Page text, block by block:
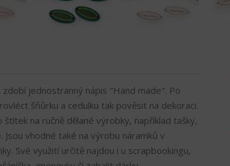
jednostranný nápis "Hand made". Po
šňůrku a cedulku tak pověsit na dekoraci.
štítek na ručně dělané výrobky, například tašky,
vhodné také na výrobu náramků v
Své využití určitě najdou i u scrapbookingu,